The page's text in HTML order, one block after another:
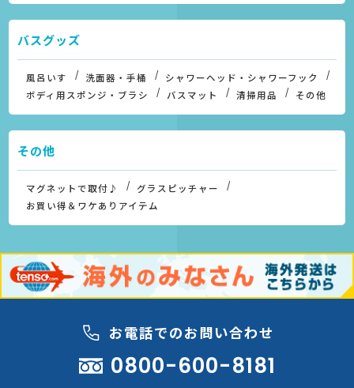
バスグッズ
風呂いす 洗面器・手桶
シャワーヘッド・シャワーフック
ボディ用スポンジ・ブラシ
バスマット 清掃用品 その他
その他
マグネットで取付♪
グラスピッチャー
お買い得＆ワケありアイテム
お電話でのお問い合わせ
0800-600-8181